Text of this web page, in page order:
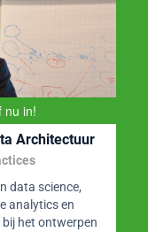
nu in!
Architectuur
data science,
analytics en
het ontwerpen